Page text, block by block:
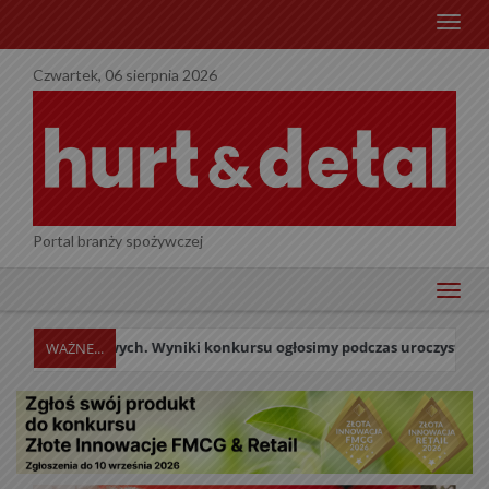
menu
Czwartek, 06 sierpnia 2026
Portal branży spożywczej
menu
Wyniki konkursu ogłosimy podczas uroczystej Gali w dniu